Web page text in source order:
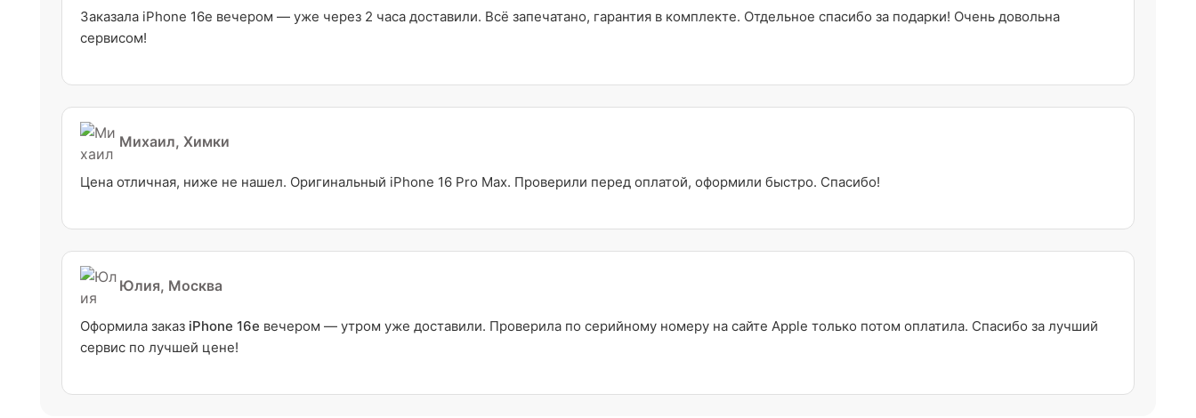
Заказала iPhone 16e вечером — уже через 2 часа доставили. Всё запечатано, гарантия в комплекте. Отдельное спасибо за подарки! Очень довольна
сервисом!
Михаил, Химки
Цена отличная, ниже не нашел. Оригинальный iPhone 16 Pro Max. Проверили перед оплатой, оформили быстро. Спасибо!
Юлия, Москва
Оформила заказ iPhone 16e вечером — утром уже доставили. Проверила по серийному номеру на сайте Apple только потом оплатила. Спасибо за лучший
сервис по лучшей цене!